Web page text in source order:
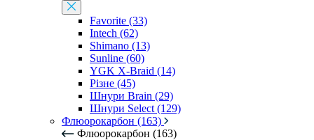
Favorite (33)
Intech (62)
Shimano (13)
Sunline (60)
YGK X-Braid (14)
Різне (45)
Шнури Brain (29)
Шнури Select (129)
Флюорокарбон (163)
Флюорокарбон (163)